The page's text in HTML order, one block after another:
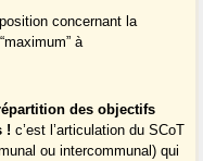
concernant la
à
des objectifs
! c’est l’articulation du SCoT
ou intercommunal) qui